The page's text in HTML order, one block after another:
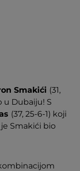
Smakići (31,
u Dubaiju! S
(37, 25-6-1) koji
Smakići bio